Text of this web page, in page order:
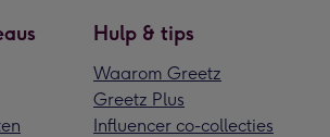
Hulp & tips
Waarom Greetz
Greetz Plus
Influencer co-collecties